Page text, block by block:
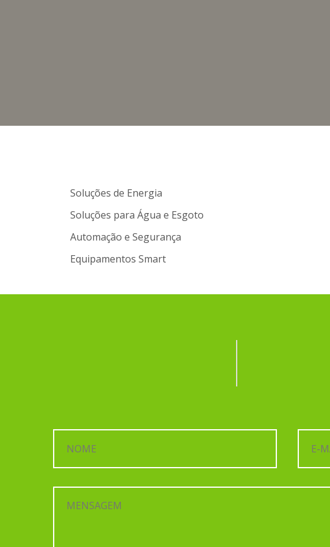
Soluções de Energia
Soluções para Água e Esgoto
Automação e Segurança
Equipamentos Smart